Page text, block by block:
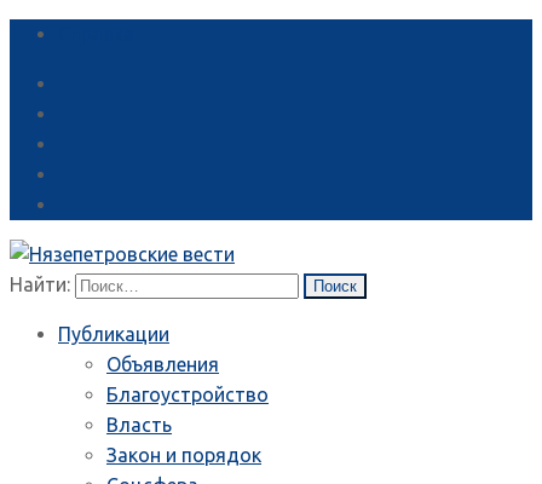
Найти:
Публикации
Объявления
Благоустройство
Власть
Закон и порядок